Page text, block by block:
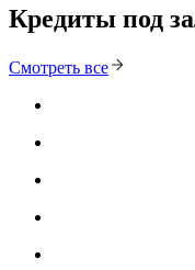
Кредиты под
Смотреть все